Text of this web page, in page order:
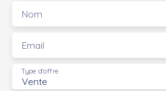
Nom
Email
Vente
Type d'offre